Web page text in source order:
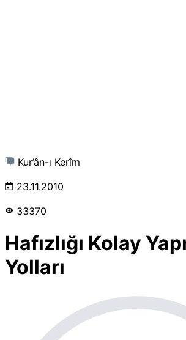
Kur’ân-ı Kerîm
23.11.2010
33370
Hafızlığı Kolay
Yolları